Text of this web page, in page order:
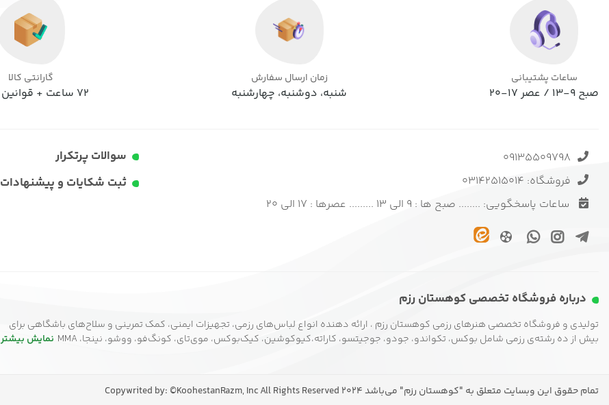
ساعات پشتیبانی
صبح 9-13 / عصر 17-20
زمان ارسال سفارش
شنبه، دوشنبه، چهارشنبه
گارانتی کالا
72 ساعت + قوانین سایت
09135509798
فروشگاه: 03142515014
ساعات پاسخگویی: ........ صبح ها : 9 الی 13 ......... عصرها : 17 الی 20
سوالات پرتکرار
ثبت شکایات و پیشنهادات
درباره فروشگاه تخصصی کوهستان رزم
تولیدی و فروشگاه تخصصی هنرهای رزمی کوهستان رزم ، ارائه دهنده انواع لباس‌های رزمی، تجهیزات ایمنی، کمک تمرینی و سلاح‌های باشگاهی برای
بیش از ده رشته‌ی رزمی شامل بوکس، تکواندو، جودو، جوجیتسو، کاراته،کیوکوشین، کیک‌بوکس، موی‌تای، کونگ‌فو، ووشو، نینجا، MMA
نمایش بیشتر
تمام حقوق این وبسایت متعلق به "کوهستان رزم" می‌باشد Copywrited by: ©KoohestanRazm, Inc All Rights Reserved 2024